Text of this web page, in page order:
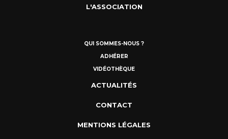
L'ASSOCIATION
QUI SOMMES-NOUS ?
ADHÉRER
VIDÉOTHÈQUE
ACTUALITÉS
CONTACT
MENTIONS LÉGALES